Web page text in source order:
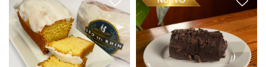
Budín de Limón x1
Peso: 500g
Arrollado de Kirsch x1
Bañado con chocolate